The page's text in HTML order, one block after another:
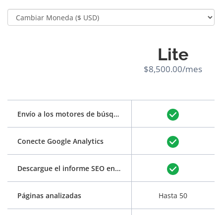
Envío a los motores de búsqueda
Conecte Google Analytics
Descargue el informe SEO en PDF
Páginas analizadas
Lite
$8,500.00/mes
Hasta 50